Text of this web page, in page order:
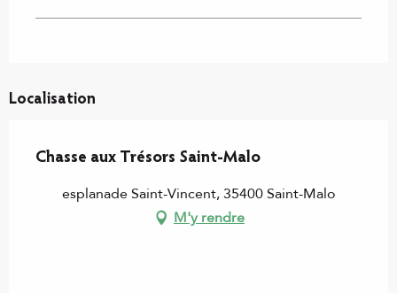
Localisation
Chasse aux Trésors Saint-Malo
esplanade Saint-Vincent, 35400 Saint-Malo
M'y rendre